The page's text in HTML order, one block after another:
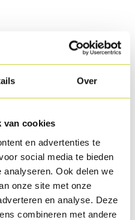
Over
van cookies
en advertenties te
social media te bieden
Ook delen we
onze site met onze
en analyse. Deze
combineren met andere
pot and pour chicken
and pour it into a